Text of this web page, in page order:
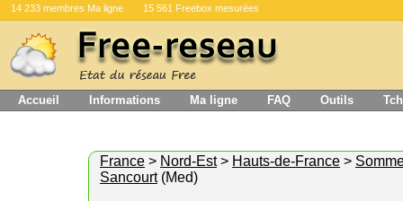
14 233 membres Ma ligne 15 561 Freebox mesurées
Accueil Informations Ma ligne FAQ Outils
France > Nord-Est> Hauts-de-France >
Sancourt(Med)